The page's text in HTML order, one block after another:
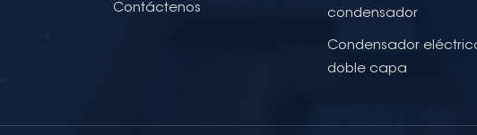
Contáctenos
condensador
Condensador
doble capa